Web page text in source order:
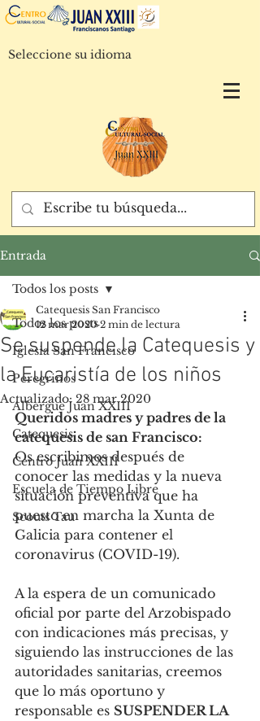
Seleccione su idioma
Entrada
Todos los posts
Iglesia San Francisco
Peregrinos
Albergue Juan XXIII
Catequesis
Centro Juan XXIII
Escuela de Tiempo Libre
Scouts Tau
Todos los posts
Se suspende la Catequesis y
la Eucaristía de los niños
Catequesis San Francisco
12 mar 2020 2 min de lectura
Actualizado: 28 mar 2020
Queridos madres y padres de la
catequesis de san Francisco:
Os escribimos después de
conocer las medidas y la nueva
situación preventiva que ha
puesto en marcha la Xunta de
Galicia para contener el
coronavirus (COVID-19).
A la espera de un comunicado
oficial por parte del Arzobispado
con indicaciones más precisas, y
siguiendo las instrucciones de las
autoridades sanitarias, creemos
que lo más oportuno y
responsable es SUSPENDER LA